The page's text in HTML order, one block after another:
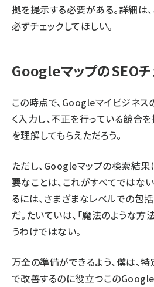
拠を提示する必要がある。詳細は、
必ずチェックしてほしい。
GoogleマップのSEOチ
この時点で、Googleマイビジネス
く入力し、不正を行っている競合
を理解してもらえただろう。
ただし、Googleマップの検索結
要なことは、これがすべてではな
るには、さまざまなレベルでの包
だ。たいていは、「魔法のような
うわけではない。
万全の準備ができるよう、僕は、
で改善するのに役立つこのGoogle